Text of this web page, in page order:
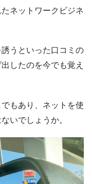
ネットワークビジネ
うといった口コミの
したのを今でも覚え
もあり、ネットを使
いでしょうか。